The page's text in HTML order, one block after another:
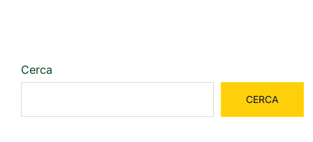
Cerca
CERCA